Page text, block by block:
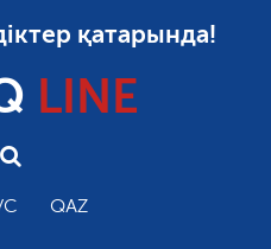
қатарында!
LINE
QAZ